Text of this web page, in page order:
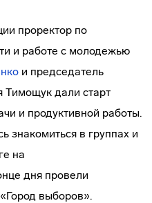
проректор по
и работе с молодежью
и председатель
Тимощук дали старт
и продуктивной работы.
знакомиться в группах и
на
дня провели
выборов».